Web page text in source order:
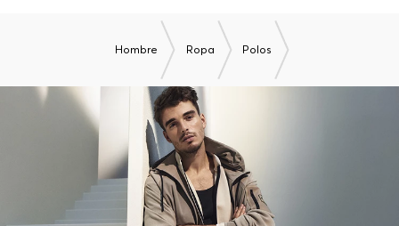
Hombre Ropa Polos